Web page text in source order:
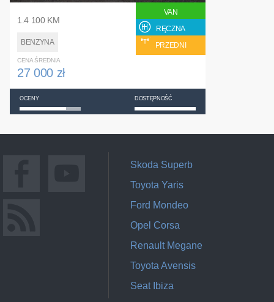
1.4 100 KM
BENZYNA
VAN
RĘCZNA
PRZEDNI
CENA ŚREDNIA
27 000 zł
OCENY DOSTĘPNOŚĆ
Skoda Superb
Toyota Yaris
Ford Mondeo
Opel Corsa
Renault Megane
Toyota Avensis
Seat Ibiza